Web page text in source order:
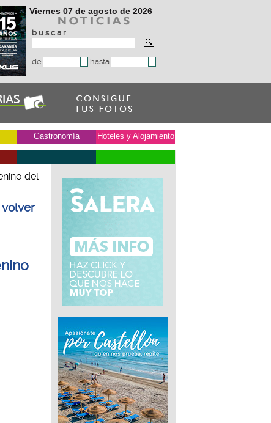
Viernes 07 de agosto de 2026
b u s c a r
de hasta
Gastronomía Hoteles y Alojamiento
del
volver